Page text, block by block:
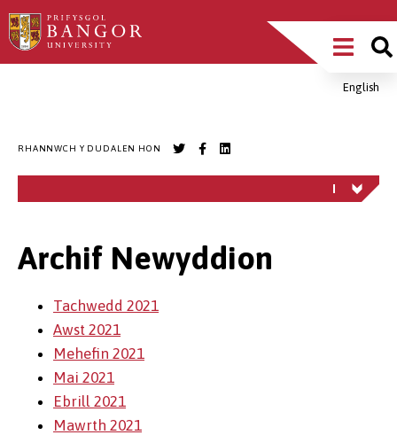
Sgipiwch
i’r
Main
MenuEnglish
RHANNWCH Y DUDALEN HON
Archif Newyddion
Tachwedd 2021
Awst 2021
Mehefin 2021
Mai 2021
Ebrill 2021
Mawrth 2021